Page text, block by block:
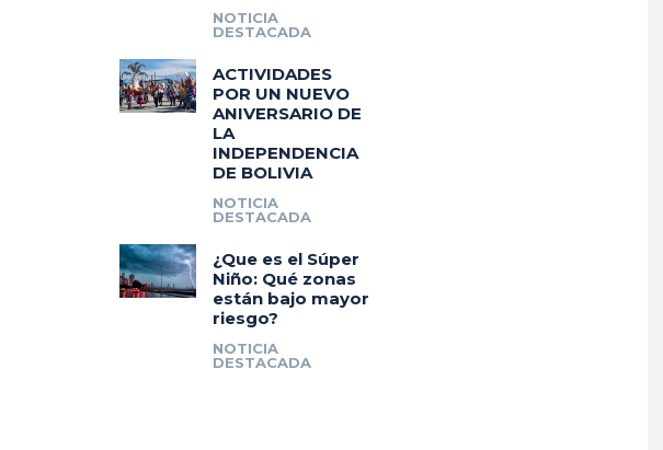
NOTICIA
DESTACADA
ACTIVIDADES
POR UN NUEVO
ANIVERSARIO DE
LA
INDEPENDENCIA
DE BOLIVIA
NOTICIA
DESTACADA
¿Que es el Súper
Niño: Qué zonas
están bajo mayor
riesgo?
NOTICIA
DESTACADA